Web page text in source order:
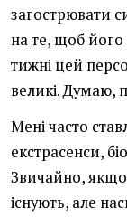
загострювати
на те, щоб його
тижні цей
великі. Думаю,
Мені часто
екстрасенси,
Звичайно,
існують, але